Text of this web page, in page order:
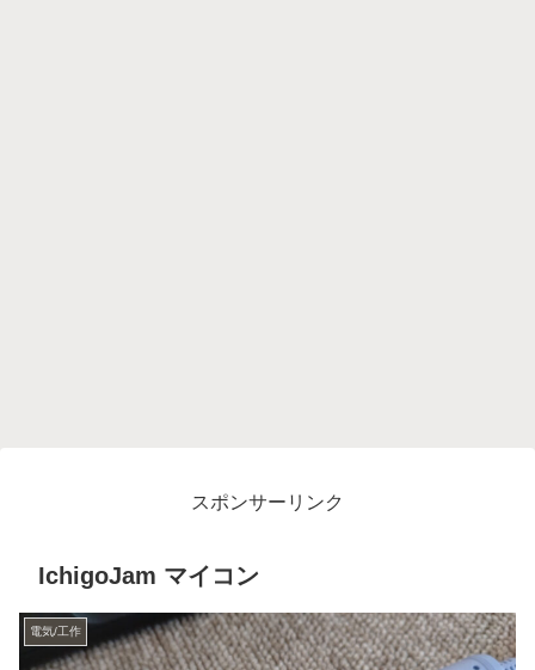
スポンサーリンク
IchigoJam マイコン
電気/工作